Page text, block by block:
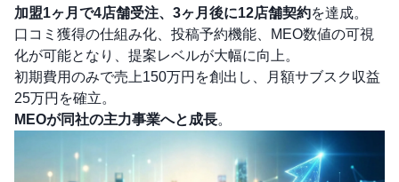
加盟1ヶ月で4店舗受注、3ヶ月後に12店舗契約を達成。
口コミ獲得の仕組み化、投稿予約機能、MEO数値の可視
化が可能となり、提案レベルが大幅に向上。
初期費用のみで売上150万円を創出し、月額サブスク収益
25万円を確立。
MEOが同社の主力事業へと成長。